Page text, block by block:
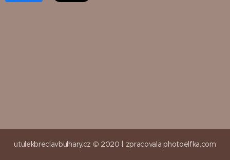
utulekbreclavbulhary.cz © 2020 | zpracovala photoelfka.com